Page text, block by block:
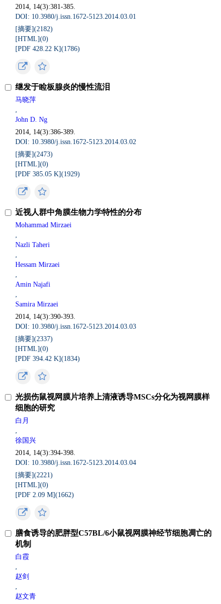
2014, 14(3):381-385.
DOI: 10.3980/j.issn.1672-5123.2014.03.01
[摘要](2182)
[HTML](0)
[PDF 428.22 K](1786)
继发于睑板腺炎的慢性流泪
马晓萍
,
John D. Ng
2014, 14(3):386-389.
DOI: 10.3980/j.issn.1672-5123.2014.03.02
[摘要](2473)
[HTML](0)
[PDF 385.05 K](1929)
近视人群中角膜生物力学特性的分布
Mohammad Mirzaei
,
Nazli Taheri
,
Hessam Mirzaei
,
Amin Najafi
,
Samira Mirzaei
2014, 14(3):390-393.
DOI: 10.3980/j.issn.1672-5123.2014.03.03
[摘要](2337)
[HTML](0)
[PDF 394.42 K](1834)
光损伤鼠视网膜片培养上清液诱导MSCs分化为视网膜样
细胞的研究
白月
,
徐国兴
2014, 14(3):394-398.
DOI: 10.3980/j.issn.1672-5123.2014.03.04
[摘要](2221)
[HTML](0)
[PDF 2.09 M](1662)
膳食诱导的肥胖型C57BL/6小鼠视网膜神经节细胞凋亡的
机制
白霞
,
赵剑
,
赵文青